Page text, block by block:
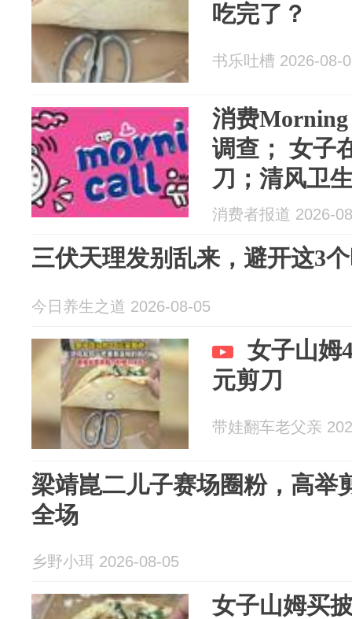
吃完了？
书乐吐槽 2026-08-
消费
调查； 女子
刀；清风卫
已全渠道下
消费者报道 2026-
三伏天理发别乱来，避开这3
今日养生之道 2026-08-05
女子山姆
元剪刀
带娃翻车老父亲
梁靖崑二儿子赛场圈粉，高举
全场
乡野小珥 2026-08-05
女子山姆买